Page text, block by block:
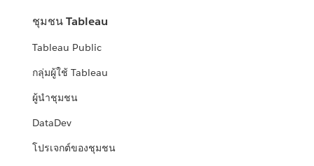
ชุมชน Tableau
Tableau Public
กลุ่มผู้ใช้ Tableau
ผู้นำชุมชน
DataDev
โปรเจกต์ของชุมชน